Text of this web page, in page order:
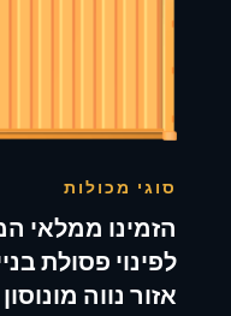
סוגי מכולות
הזמינו ממלאי
לפינוי פסולת
אזור נווה מונוסון